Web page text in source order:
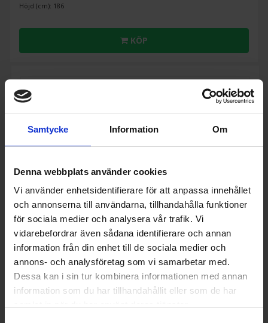
Samtycke Information Om
Denna webbplats använder cookies
Vi använder enhetsidentifierare för att anpassa innehållet
och annonserna till användarna, tillhandahålla funktioner
för sociala medier och analysera vår trafik. Vi
vidarebefordrar även sådana identifierare och annan
information från din enhet till de sociala medier och
annons- och analysföretag som vi samarbetar med.
Dessa kan i sin tur kombinera informationen med annan
information som du har tillhandahållit eller som de har
Höjd (cm): 186
KÖP
Kyl över frys
CylindaKF2385NHD
D 11 470:-